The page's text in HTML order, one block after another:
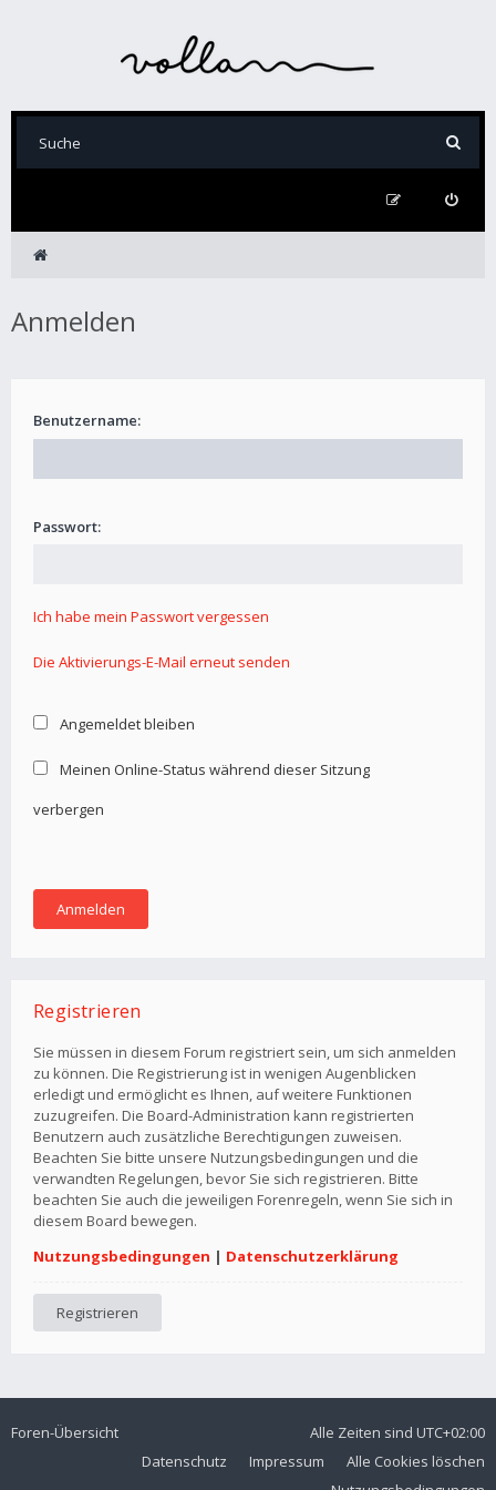
Anmelden
Benutzername:
Passwort:
Ich habe mein Passwort vergessen
Die Aktivierungs-E-Mail erneut senden
Angemeldet bleiben
Meinen Online-Status während dieser Sitzung
verbergen
Registrieren
Sie müssen in diesem Forum registriert sein, um sich anmelden
zu können. Die Registrierung ist in wenigen Augenblicken
erledigt und ermöglicht es Ihnen, auf weitere Funktionen
zuzugreifen. Die Board-Administration kann registrierten
Benutzern auch zusätzliche Berechtigungen zuweisen.
Beachten Sie bitte unsere Nutzungsbedingungen und die
verwandten Regelungen, bevor Sie sich registrieren. Bitte
beachten Sie auch die jeweiligen Forenregeln, wenn Sie sich in
diesem Board bewegen.
Nutzungsbedingungen | Datenschutzerklärung
Registrieren
Foren-Übersicht Alle Zeiten sind UTC+02:00
Alle Cookies löschen
Impressum
Datenschutz